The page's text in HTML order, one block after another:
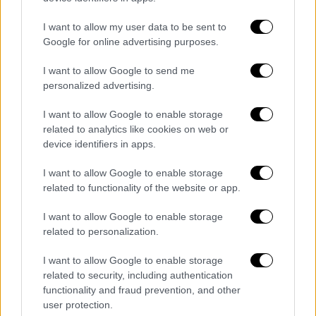
I want to allow my user data to be sent to
Google for online advertising purposes.
I want to allow Google to send me
personalized advertising.
I want to allow Google to enable storage
related to analytics like cookies on web or
device identifiers in apps.
I want to allow Google to enable storage
related to functionality of the website or app.
I want to allow Google to enable storage
related to personalization.
I want to allow Google to enable storage
related to security, including authentication
functionality and fraud prevention, and other
user protection.
Σχετικά με την πτώσηδέντρωνστο
σιδηροδρομικό δίκτυο των Αφιδνών,
ανέφερε πως «υπάρχει ένας νόμος από το '79
που λέει ότι ο σιδηρόδρομος υποχρεούται
να καθαρίζει 10 μέτρα εκατέρωθεν όταν
«Αυτήν τη στιγμήδεν υπάρχει κανένα αίτημα
για κάτι τέτοιο. Σε κάθε περίπτωση,
εμείς έχουμε δώσει εντολή καθαρισμού του
δάσους από τον Απρίλιο για αποφυγή
πυρκαγιών, με προτροπή μάλιστα της